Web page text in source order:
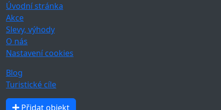
Úvodní stránka
Akce
Slevy, výhody
O nás
Nastavení cookies
Blog
Turistické cíle
Přidat objekt